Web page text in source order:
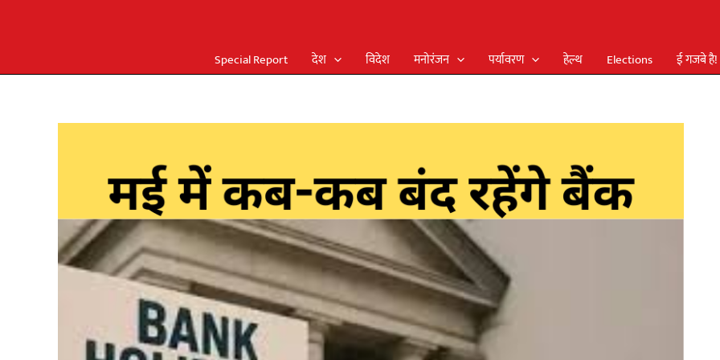
Special Report देश विदेश मनोरंजन पर्यावरण हेल्थ Elections ई गजबे है!